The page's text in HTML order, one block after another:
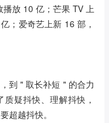
放 10 亿；芒果 TV 上
；爱奇艺上新 16 部，
到 " 取长补短 " 的合力
疑抖快、理解抖快，
超越抖快。